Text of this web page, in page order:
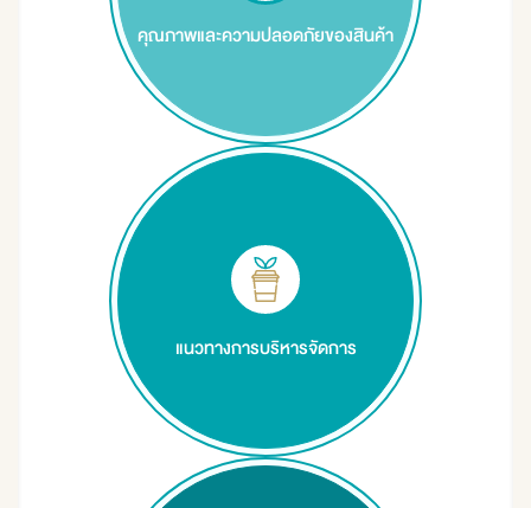
คุณภาพและความปลอดภัยของสินค้า
แนวทางการบริหารจัดการ